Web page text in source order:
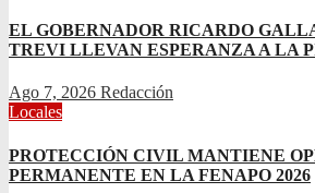
EL GOBERNADOR RICARDO
TREVI LLEVAN ESPERANZA A LA
Ago 7, 2026 Redacción
Locales
PROTECCIÓN CIVIL MANTIENE
PERMANENTE EN LA FENAPO 2026